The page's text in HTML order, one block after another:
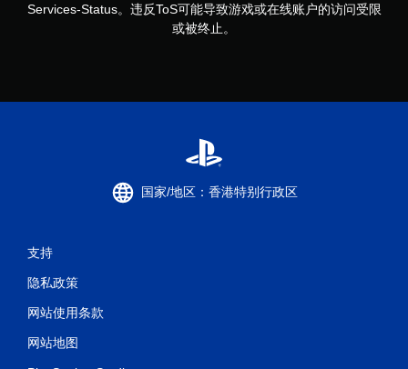
Services-Status。违反ToS可能导致游戏或在线账户的访问受限
或被终止。
国家/地区：香港特别行政区
支持
隐私政策
网站使用条款
网站地图